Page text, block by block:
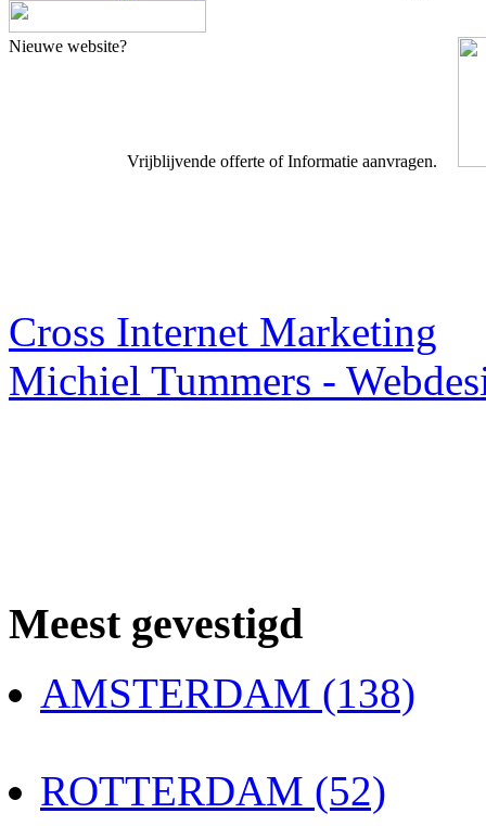
Nieuwe website?
Vrijblijvende offerte of Informatie aanvragen.
Cross Internet Marketing
Michiel Tummers -
Meest gevestigd
AMSTERDAM (138)
ROTTERDAM (52)